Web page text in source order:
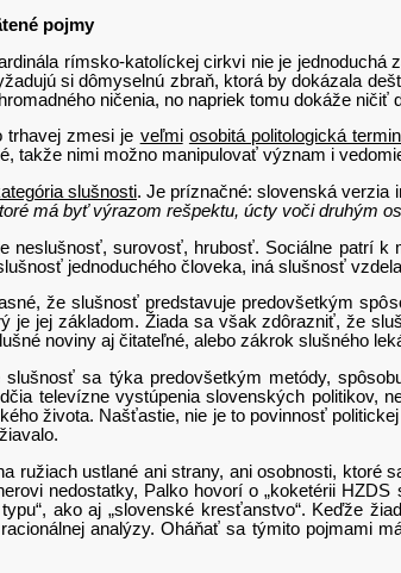
pojmy
rímsko-katolíckej cirkvi nie je jednoduchá
si dômyselnú zbraň, ktorá by dokázala
ničenia, no napriek tomu dokáže ničiť
zmesi je veľmi osobitá politologická
takže nimi možno manipulovať význam i
slušnosti. Je príznačné: slovenská verzia
má byť výrazom rešpektu, úcty voči druhým
surovosť, hrubosť. Sociálne patrí k
jednoduchého človeka, iná slušnosť
slušnosť predstavuje predovšetkým spôsob,
je jej základom. Žiada sa však zdôrazniť, že
noviny aj čitateľné, alebo zákrok slušného
sa týka predovšetkým metódy, spôsobu,
televízne vystúpenia slovenských politikov,
života. Našťastie, nie je to povinnosť
ustlané ani strany, ani osobnosti, ktoré
nedostatky, Palko hovorí o „koketérii
ako aj „slovenské kresťanstvo“. Keďže
analýzy. Oháňať sa týmito pojmami